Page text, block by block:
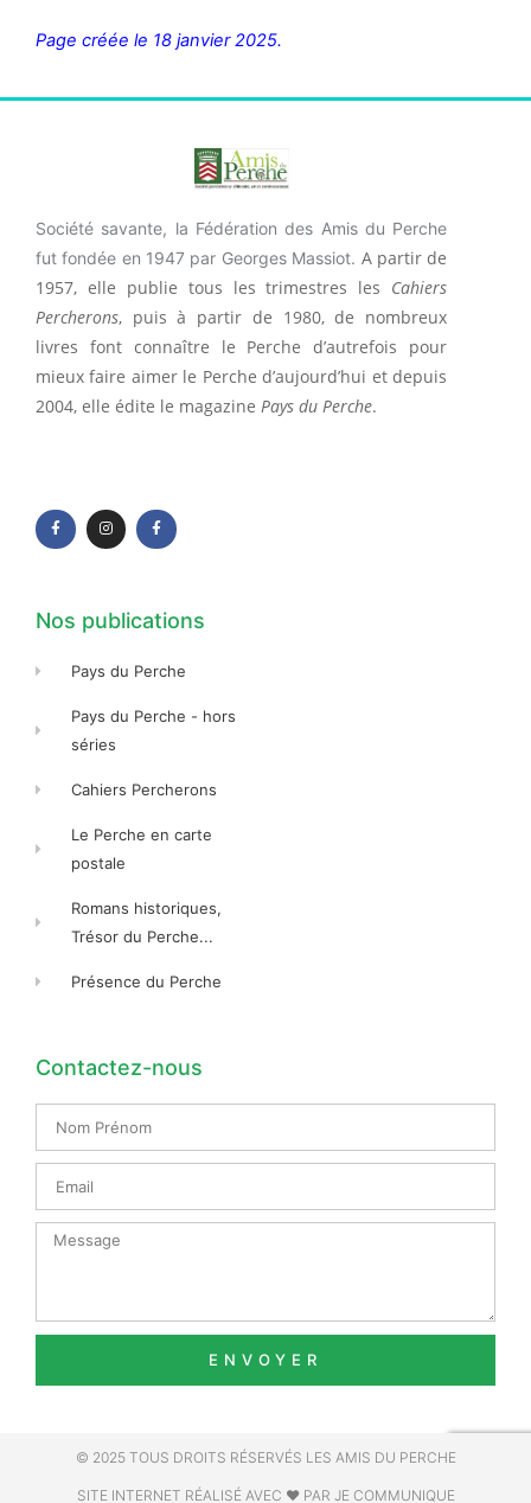
Page créée le 18 janvier 2025.
Société savante, la Fédération des Amis du Perche
fut fondée en 1947 par Georges Massiot. A partir de
1957, elle publie tous les trimestres les Cahiers
Percherons, puis à partir de 1980, de nombreux
livres font connaître le Perche d’autrefois pour
mieux faire aimer le Perche d’aujourd’hui et depuis
2004, elle édite le magazine Pays du Perche.
c
e
b
o
s
t
a
g
c
e
b
o
Nos publications
Pays du Perche
Pays du Perche - hors
séries
Cahiers Percherons
Le Perche en carte
postale
Romans historiques,
Trésor du Perche...
Présence du Perche
Contactez-nous
Prénom
Message
ENVOYER
© 2025 TOUS DROITS RÉSERVÉS LES AMIS DU PERCHE
SITE INTERNET RÉALISÉ AVEC ❤ PAR JE COMMUNIQUE